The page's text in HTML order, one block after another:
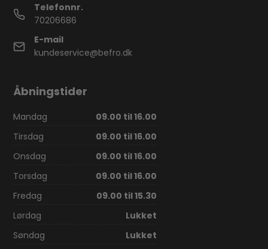
Telefonnr.
70206686
E-mail
kundeservice@befro.dk
Åbningstider
Mandag
09.00 til 16.00
Tirsdag
09.00 til 16.00
Onsdag
09.00 til 16.00
Torsdag
09.00 til 16.00
Fredag
09.00 til 15.30
Lørdag
Lukket
Søndag
Lukket